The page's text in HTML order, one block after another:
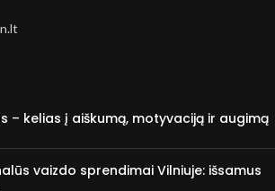
– kelias į aiškumą, motyvaciją ir augimą
vaizdo sprendimai Vilniuje: išsamus